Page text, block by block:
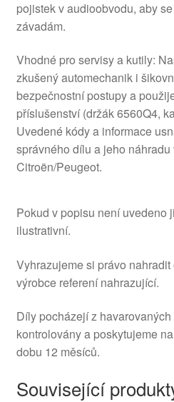
pojistek v audioobvodu, aby
závadám.
Vhodné pro servisy a kutily:
zkušený automechanik i
bezpečnostní postupy a
příslušenství (držák 6560Q4,
Uvedené kódy a informace
správného dílu a jeho
Citroën/Peugeot.
Pokud v popisu není uvedeno
ilustrativní.
Vyhrazujeme si právo
výrobce referení nahrazující.
Díly pocházejí z
kontrolovány a poskytujeme
dobu 12 měsíců.
Související